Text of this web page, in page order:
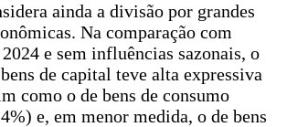
ainda a divisão por grandes
Na comparação com
e sem influências sazonais, o
de capital teve alta expressiva
como o de bens de consumo
e, em menor medida, o de bens